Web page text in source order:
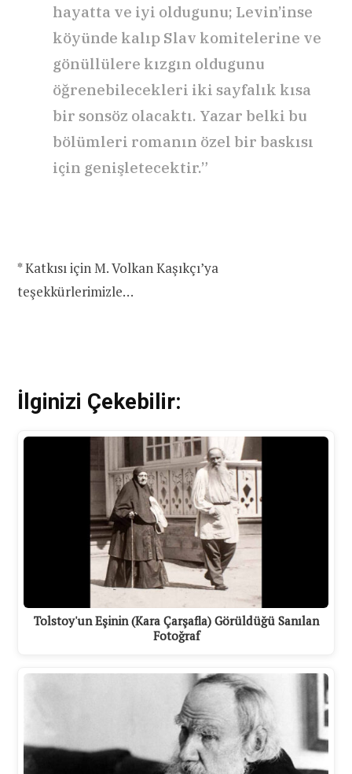
hayatta ve iyi oldugunu; Levin’inse
köyünde kalıp Slav komitelerine ve
gönüllülere kızgın oldugunu
öğrenebilecekleri iki sayfalık kısa
bir sonsöz olacaktı. Yazar belki bu
bölümleri romanın özel bir baskısı
için genişletecektir.”
* Katkısı için M. Volkan Kaşıkçı’ya
teşekkürlerimizle…
İlginizi Çekebilir:
Tolstoy'un Eşinin (Kara Çarşafla) Görüldüğü Sanılan
Fotoğraf